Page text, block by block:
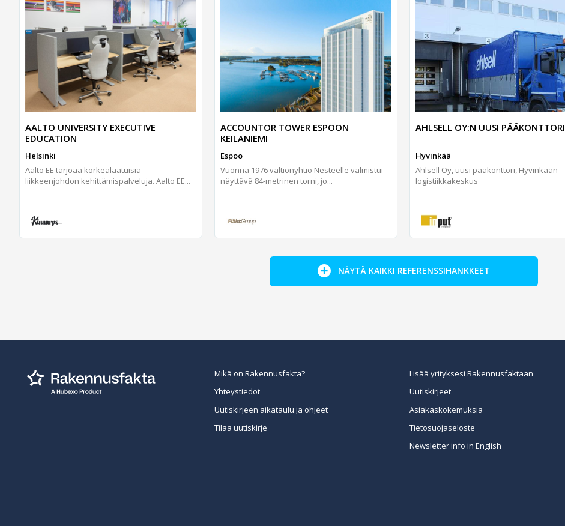
AALTO UNIVERSITY EXECUTIVE
EDUCATION
Helsinki
Aalto EE tarjoaa korkealaatuisia
liikkeenjohdon kehittämispalveluja. Aalto EE...
ACCOUNTOR TOWER ESPOON
KEILANIEMI
Espoo
Vuonna 1976 valtionyhtiö Nesteelle valmistui
näyttävä 84-metrinen torni, jo...
AHLSELL OY:N UUSI PÄÄKONTTORI
Hyvinkää
Ahlsell Oy, uusi pääkonttori, Hyvinkään
logistiikkakeskus
NÄYTÄ KAIKKI REFERENSSIHANKKEET
Mikä on Rakennusfakta?
Yhteystiedot
Uutiskirjeen aikataulu ja ohjeet
Tilaa uutiskirje
Lisää yrityksesi Rakennusfaktaan
Uutiskirjeet
Asiakaskokemuksia
Tietosuojaseloste
Newsletter info in English